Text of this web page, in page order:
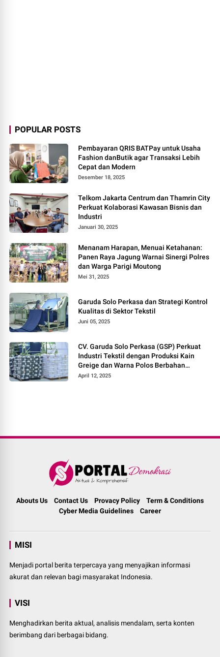
POPULAR POSTS
Pembayaran QRIS BATPay untuk Usaha
Fashion danButik agar Transaksi Lebih
Cepat dan Modern
Desember 18, 2025
Telkom Jakarta Centrum dan Thamrin City
Perkuat Kolaborasi Kawasan Bisnis dan
Industri
Januari 30, 2025
Menanam Harapan, Menuai Ketahanan:
Panen Raya Jagung Warnai Sinergi Polres
dan Warga Parigi Moutong
Mei 31, 2025
Garuda Solo Perkasa dan Strategi Kontrol
Kualitas di Sektor Tekstil
Juni 05, 2025
CV. Garuda Solo Perkasa (GSP) Perkuat
Industri Tekstil dengan Produksi Kain
Greige dan Warna Polos Berbahan
Tetoron Rayon
April 12, 2025
Abouts Us Contact Us Provacy Policy
Term & Conditions
Cyber Media Guidelines
Career
MISI
Menjadi portal berita terpercaya yang menyajikan informasi
akurat dan relevan bagi masyarakat Indonesia.
VISI
Menghadirkan berita aktual, analisis mendalam, serta konten
berimbang dari berbagai bidang.